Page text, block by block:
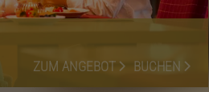
ZUM ANGEBOT BUCHEN